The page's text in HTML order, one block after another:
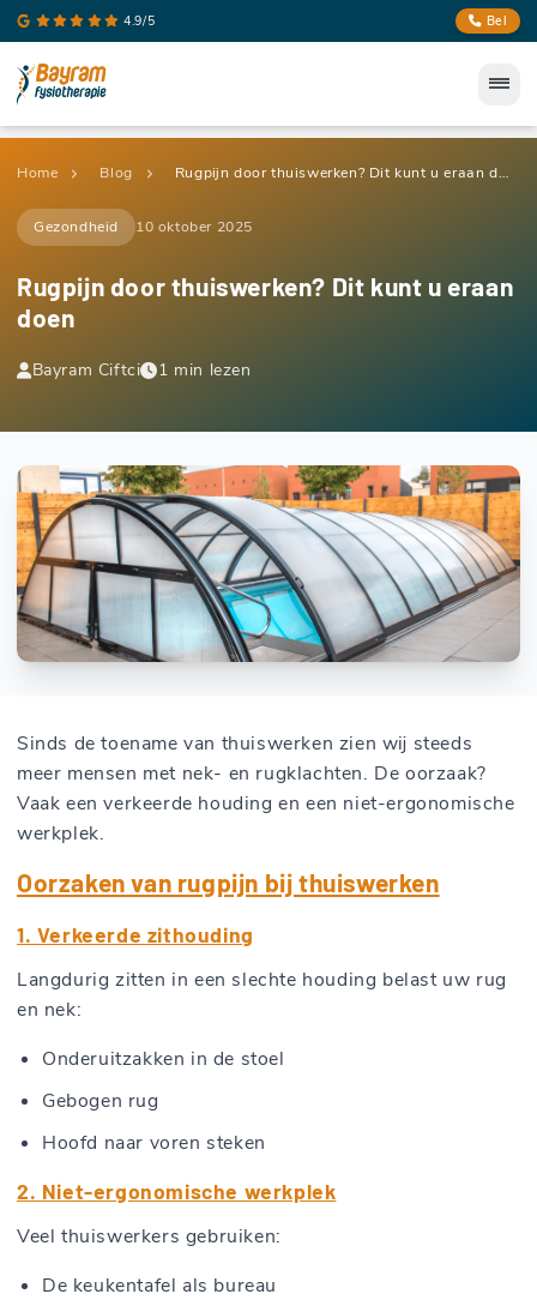
4.9/5 Bel
Home Blog Rugpijn door thuiswerken? Dit kunt u eraan doen
Gezondheid 10 oktober 2025
Rugpijn door thuiswerken? Dit kunt u eraan
doen
Bayram Ciftci 1 min lezen
Sinds de toename van thuiswerken zien wij steeds
meer mensen met nek- en rugklachten. De oorzaak?
Vaak een verkeerde houding en een niet-ergonomische
werkplek.
Oorzaken van rugpijn bij thuiswerken
1. Verkeerde zithouding
Langdurig zitten in een slechte houding belast uw rug
en nek:
Onderuitzakken in de stoel
Gebogen rug
Hoofd naar voren steken
2. Niet-ergonomische werkplek
Veel thuiswerkers gebruiken:
De keukentafel als bureau